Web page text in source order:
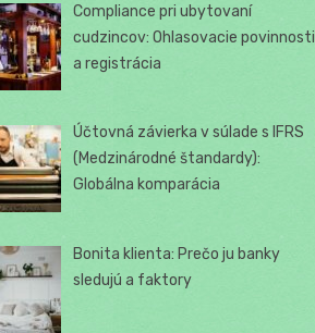
Compliance pri ubytovaní
cudzincov: Ohlasovacie povinnosti
a registrácia
Účtovná závierka v súlade s IFRS
(Medzinárodné štandardy):
Globálna komparácia
Bonita klienta: Prečo ju banky
sledujú a faktory